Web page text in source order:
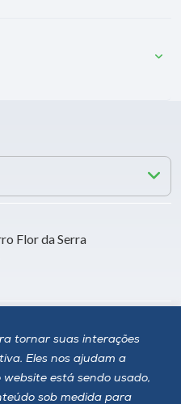
tornar suas interações
Eles nos ajudam a
está sendo usado,
sob medida para
Flor da Serra